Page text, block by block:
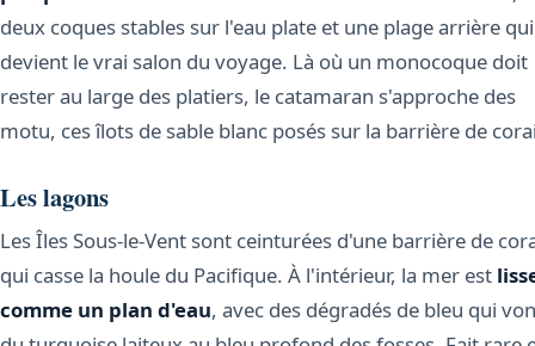
deux coques stables sur l'eau plate et une plage arrière qui
devient le vrai salon du voyage. Là où un monocoque doit
rester au large des platiers, le catamaran s'approche des
motu, ces îlots de sable blanc posés sur la barrière de
Les lagons
Les Îles Sous-le-Vent sont ceinturées d'une barrière de
qui casse la houle du Pacifique. À l'intérieur, la mer est
comme un plan d'eau, avec des dégradés de bleu qui